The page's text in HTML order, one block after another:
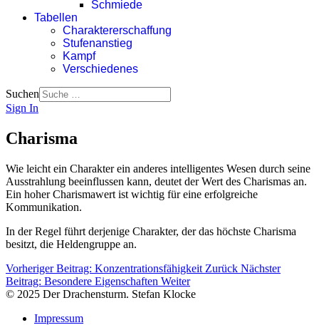
Schmiede
Tabellen
Charaktererschaffung
Stufenanstieg
Kampf
Verschiedenes
Suchen
Sign In
Charisma
Wie leicht ein Charakter ein anderes intelligentes Wesen durch seine
Ausstrahlung beeinflussen kann, deutet der Wert des Charismas an.
Ein hoher Charismawert ist wichtig für eine erfolgreiche
Kommunikation.
In der Regel führt derjenige Charakter, der das höchste Charisma
besitzt, die Heldengruppe an.
Vorheriger Beitrag: Konzentrationsfähigkeit Zurück Nächster
Beitrag: Besondere Eigenschaften Weiter
© 2025 Der Drachensturm. Stefan Klocke
Impressum